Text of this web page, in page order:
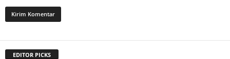
EDITOR PICKS